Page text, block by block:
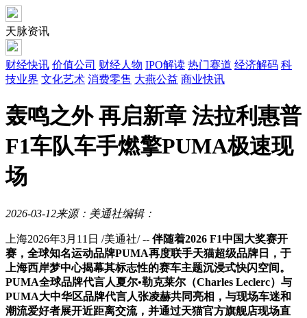
天脉资讯
财经快讯 价值公司 财经人物 IPO解读 热门赛道 经济解码 科
技业界 文化艺术 消费零售 大燕公益 商业快讯
轰鸣之外 再启新章 法拉利惠普
F1车队车手燃擎PUMA极速现
场
2026-03-12来源：美通社编辑：
上海2026年3月11日 /美通社/ -- 伴随着2026 F1中国大奖赛开
赛，全球知名运动品牌PUMA再度联手天猫超级品牌日，于
上海西岸梦中心揭幕其标志性的赛车主题沉浸式快闪空间。
PUMA全球品牌代言人夏尔•勒克莱尔（Charles Leclerc）与
PUMA大中华区品牌代言人张凌赫共同亮相，与现场车迷和
潮流爱好者展开近距离交流， 并通过天猫官方旗舰店现场直